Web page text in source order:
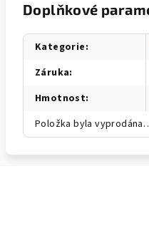
Doplňkové
Kategorie:
Záruka:
Hmotnost:
Položka byla